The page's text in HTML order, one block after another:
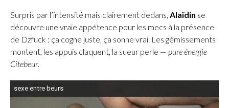
Surpris par l’intensité mais clairement dedans, Alaïdin se
découvre une vraie appétence pour les mecs à la présence
de Dzfuck : ça cogne juste, ça sonne vrai. Les gémissements
montent, les appuis claquent, la sueur perle — pure énergie
Citebeur.
sexe entre beurs
e